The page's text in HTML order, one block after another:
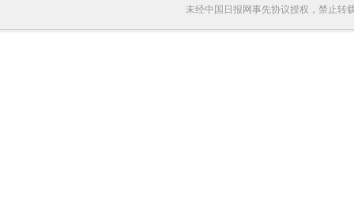
未经中国日报网事先协议授权，禁止转